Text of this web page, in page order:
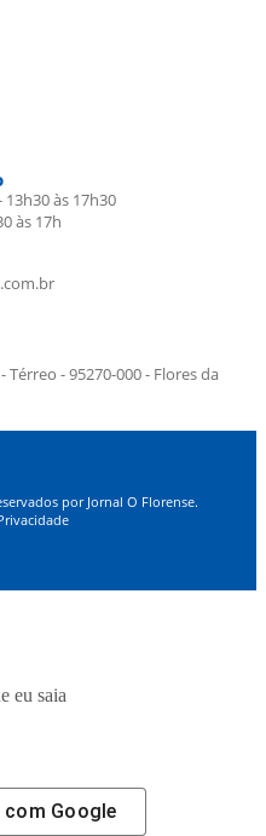
às 17h30
às 17h
Térreo - 95270-000 - Flores da
por Jornal O Florense.
eu saia
com Google